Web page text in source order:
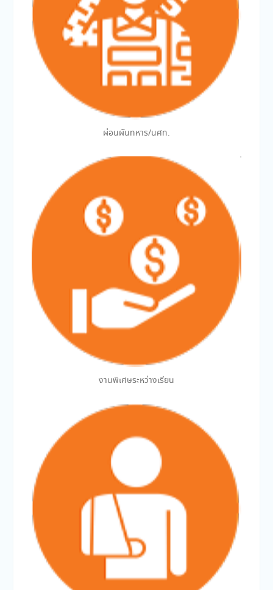
ผ่อนผันทหาร/นศท.
งานพิเศษระหว่างเรียน